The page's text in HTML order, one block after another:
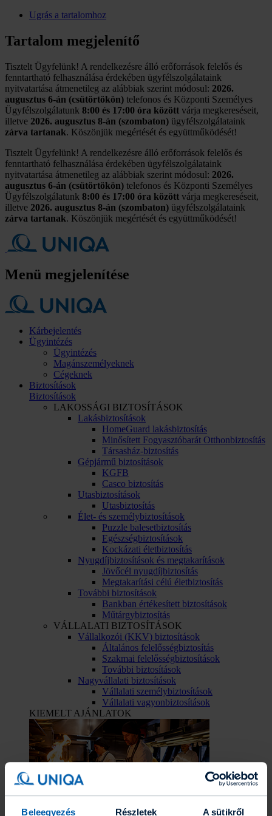
Beleegyezés Részletek A sütikről
Ugrás a tartalomhoz
Tartalom megjelenítő
Tisztelt Ügyfelünk! A rendelkezésre álló erőforrások felelős és
fenntartható felhasználása érdekében ügyfélszolgálataink
nyitvatartása átmenetileg az alábbiak szerint módosul: 2026.
augusztus 6-án (csütörtökön) telefonos és Központi Személyes
Ügyfélszolgálatunk 8:00 és 17:00 óra között várja megkereséseit,
illetve 2026. augusztus 8-án (szombaton) ügyfélszolgálataink
zárva tartanak. Köszönjük megértését és együttműködését!
Tisztelt Ügyfelünk! A rendelkezésre álló erőforrások felelős és
fenntartható felhasználása érdekében ügyfélszolgálataink
nyitvatartása átmenetileg az alábbiak szerint módosul: 2026.
augusztus 6-án (csütörtökön) telefonos és Központi Személyes
Ügyfélszolgálatunk 8:00 és 17:00 óra között várja megkereséseit,
illetve 2026. augusztus 8-án (szombaton) ügyfélszolgálataink
zárva tartanak. Köszönjük megértését és együttműködését!
Menü megjelenítése
Kárbejelentés
Ügyintézés
Ügyintézés
Magánszemélyeknek
Cégeknek
Biztosítások
Biztosítások
LAKOSSÁGI BIZTOSÍTÁSOK
Lakásbiztosítások
HomeGuard lakásbiztosítás
Minősített Fogyasztóbarát Otthonbiztosítás
Társasház-biztosítás
Gépjármű biztosítások
KGFB
Casco biztosítás
Utasbiztosítások
Utasbiztosítás
Élet- és személybiztosítások
Puzzle balesetbiztosítás
Egészségbiztosítások
Kockázati életbiztosítás
Nyugdíjbiztosítások és megtakarítások
Jövőcél nyugdíjbiztosítás
Megtakarítási célú életbiztosítás
További biztosítások
Bankban értékesített biztosítások
Műtárgybiztosítás
VÁLLALATI BIZTOSÍTÁSOK
Vállalkozói (KKV) biztosítások
Általános felelősségbiztosítás
Szakmai felelősségbiztosítások
További biztosítások
Nagyvállalati biztosítások
Vállalati személybiztosítások
Vállalati vagyonbiztosítások
KIEMELT AJÁNLATOK